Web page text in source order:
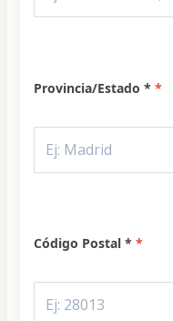
Provincia/Estado *
Código Postal *